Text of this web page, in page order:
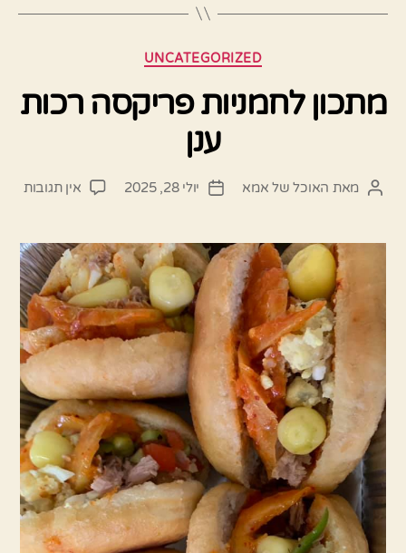
קטגוריות
UNCATEGORIZED
מתכון לחמניות פריקסה רכות
ענן
המחבר
מאת האוכל של אמא
תאריך
יולי 28, 2025 אין תגובות
ענן